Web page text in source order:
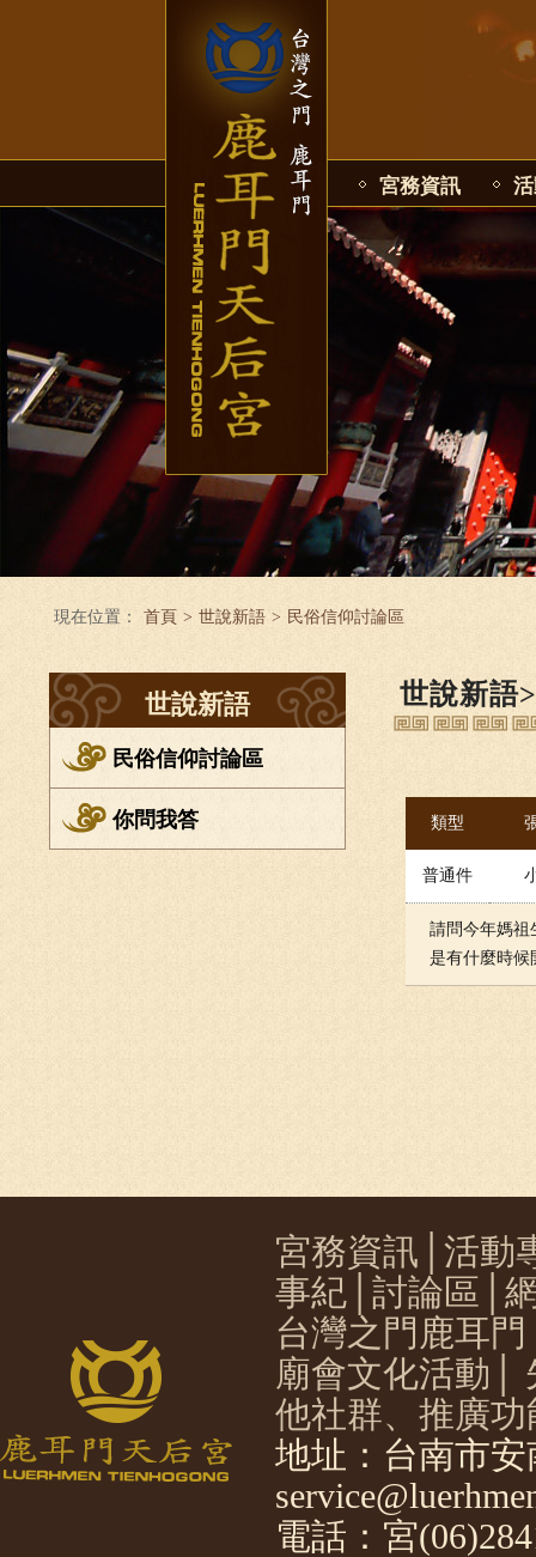
宮務資訊
現在位置： 首頁 > 世說新語 > 民俗信仰討論區
世說新語
民俗信仰討論區
你問我答
世說新語
類型
普通件
請問今年媽祖
是有什麼時候
宮務資訊
活動
事紀
討論區
台灣之門鹿耳門
廟會文化活動
他社群、推廣功
地址：台南市
電話：宮